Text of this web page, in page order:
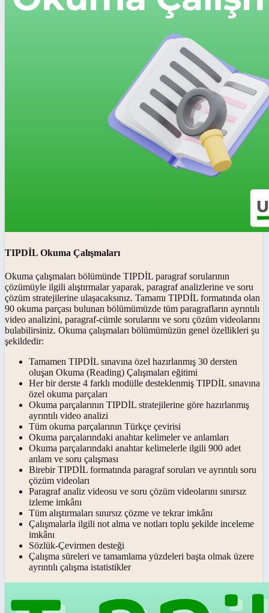
TIPDİL Okuma Çalışmaları
Okuma çalışmaları bölümünde TIPDİL paragraf sorularının
çözümüyle ilgili alıştırmalar yaparak, paragraf analizlerine ve soru
çözüm stratejilerine ulaşacaksınız. Tamamı TIPDİL formatında olan
90 okuma parçası bulunan bölümümüzde tüm paragrafların ayrıntılı
video analizini, paragraf-cümle sorularını ve soru çözüm videolarını
bulabilirsiniz. Okuma çalışmaları bölümümüzün genel özellikleri şu
şekildedir:
Tamamen TIPDİL sınavına özel hazırlanmış 30 dersten
oluşan Okuma (Reading) Çalışmaları eğitimi
Her bir derste 4 farklı modülle desteklenmiş TIPDİL sınavına
özel okuma parçaları
Okuma parçalarının TIPDİL stratejilerine göre hazırlanmış
ayrıntılı video analizi
Tüm okuma parçalarının Türkçe çevirisi
Okuma parçalarındaki anahtar kelimeler ve anlamları
Okuma parçalarındaki anahtar kelimelerle ilgili 900 adet
anlam ve soru çalışması
Birebir TIPDİL formatında paragraf soruları ve ayrıntılı soru
çözüm videoları
Paragraf analiz videosu ve soru çözüm videolarını sınırsız
izleme imkânı
Tüm alıştırmaları sınırsız çözme ve tekrar imkânı
Çalışmalarla ilgili not alma ve notları toplu şekilde inceleme
imkânı
Sözlük-Çevirmen desteği
Çalışma süreleri ve tamamlama yüzdeleri başta olmak üzere
ayrıntılı çalışma istatistikler